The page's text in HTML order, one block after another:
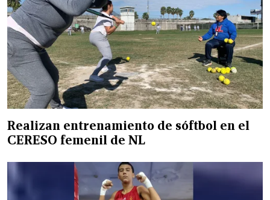
Realizan entrenamiento de sóftbol en el
CERESO femenil de NL